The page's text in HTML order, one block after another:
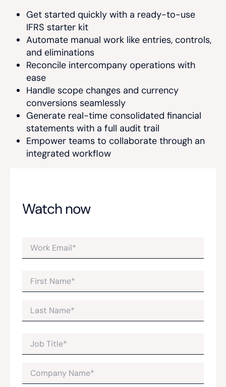
Get started quickly with a ready-to-use
IFRS starter kit
Automate manual work like entries, controls,
and eliminations
Reconcile intercompany operations with
ease
Handle scope changes and currency
conversions seamlessly
Generate real-time consolidated financial
statements with a full audit trail
Empower teams to collaborate through an
integrated workflow
Watch now